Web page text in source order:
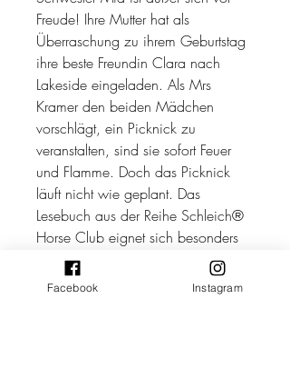
Freude! Ihre Mutter hat als
Überraschung zu ihrem Geburtstag
ihre beste Freundin Clara nach
Lakeside eingeladen. Als Mrs
Kramer den beiden Mädchen
vorschlägt, ein Picknick zu
veranstalten, sind sie sofort Feuer
und Flamme. Doch das Picknick
läuft nicht wie geplant. Das
Lesebuch aus der Reihe Schleich®
Horse Club eignet sich besonders
gut für Leseanfänger. Eine große
Schrift, lesefreundliche Abschnitte
Facebook Instagram